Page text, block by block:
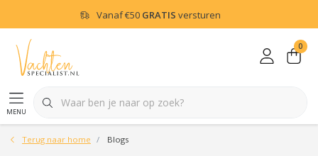
Vanaf€50 GRATIS versturen
menu
0
Terug naar home Blogs